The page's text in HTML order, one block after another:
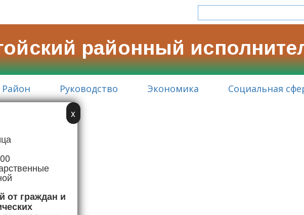
районный
Район Руководство Экономика Социальная
x
от граждан и